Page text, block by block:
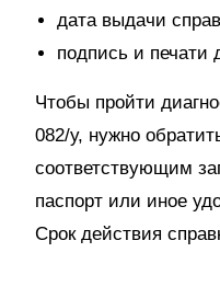
дата выдачи
подпись и печати
Чтобы пройти
082/у, нужно
соответствующим
паспорт или иное
Срок действия